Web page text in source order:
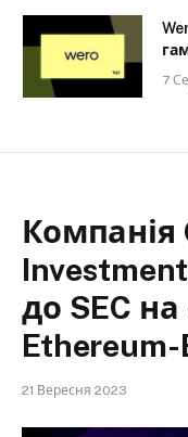
7
Компанія
до SEC
Ethereum-
21 Вересня 2023